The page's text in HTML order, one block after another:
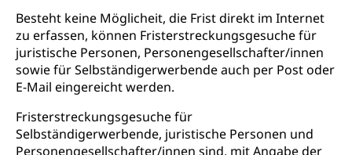
Besteht keine Möglicheit, die Frist direkt im Internet
zu erfassen, können Fristerstreckungsgesuche für
juristische Personen, Personengesellschafter/innen
sowie für Selbständigerwerbende auch per Post oder
E-Mail eingereicht werden.
Fristerstreckungsgesuche für
Selbständigerwerbende, juristische Personen und
Personengesellschafter/innen sind, mit Angabe der
Abfall und Entsorgung
Gemeindeverbände für Abfallentsorgung
Boden, Natur und Landschaft
Bodenschutz, Landschaftsschutz, Gewässerschutz,
Naturschutz, Umweltschutz
Natur (Dienststelle Landwirtschaft und
Natur- und Lanschaftsschutz (GEO-Portal
rawi)
Chemie und Gifte
Giftabfälle, Giftmüll, Schadstoffe, Giftstoffe, Störfall
Sonderabfälle und Gifte (Umweltberatung
Eigentum